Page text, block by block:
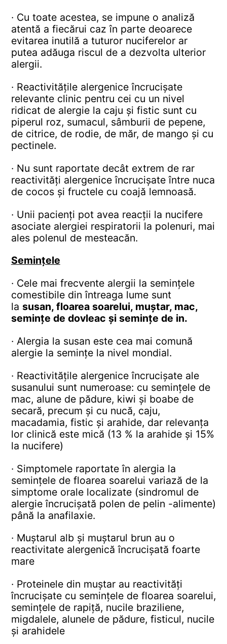
· Cu toate acestea, se impune o analiză
atentă a fiecărui caz în parte deoarece
evitarea inutilă a tuturor nuciferelor ar
putea adăuga riscul de a dezvolta ulterior
alergii.
· Reactivitățile alergenice încrucișate
relevante clinic pentru cei cu un nivel
ridicat de alergie la caju și fistic sunt cu
piperul roz, sumacul, sâmburii de pepene,
de citrice, de rodie, de măr, de mango și cu
pectinele.
· Nu sunt raportate decât extrem de rar
reactivități alergenice încrucișate între nuca
de cocos și fructele cu coajă lemnoasă.
· Unii pacienți pot avea reacții la nucifere
asociate alergiei respiratorii la polenuri, mai
ales polenul de mesteacăn.
Semințele
· Cele mai frecvente alergii la semințele
comestibile din întreaga lume sunt
la susan, floarea soarelui, muștar, mac,
semințe de dovleac și semințe de in.
· Alergia la susan este cea mai comună
alergie la semințe la nivel mondial.
· Reactivitățile alergenice încrucișate ale
susanului sunt numeroase: cu semințele de
mac, alune de pădure, kiwi și boabe de
secară, precum și cu nucă, caju,
macadamia, fistic și arahide, dar relevanța
lor clinică este mică (13 % la arahide și 15%
la nucifere)
· Simptomele raportate în alergia la
semințele de floarea soarelui variază de la
simptome orale localizate (sindromul de
alergie încrucișată polen de pelin -alimente)
până la anafilaxie.
· Muștarul alb și muștarul brun au o
reactivitate alergenică încrucișată foarte
mare
· Proteinele din muștar au reactivități
încrucișate cu semințele de floarea soarelui,
semințele de rapiță, nucile braziliene,
migdalele, alunele de pădure, fisticul, nucile
și arahidele